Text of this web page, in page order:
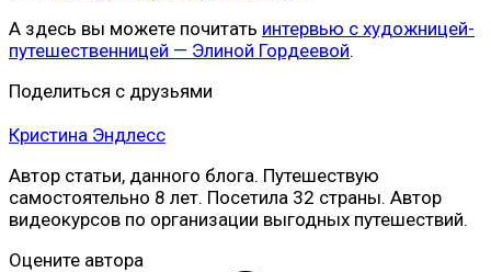
А здесь вы можете почитать интервью с художницей-
путешественницей — Элиной Гордеевой.
Поделиться с друзьями
Кристина Эндлесс
Автор статьи, данного блога. Путешествую
самостоятельно 8 лет. Посетила 32 страны. Автор
видеокурсов по организации выгодных путешествий.
Оцените автора